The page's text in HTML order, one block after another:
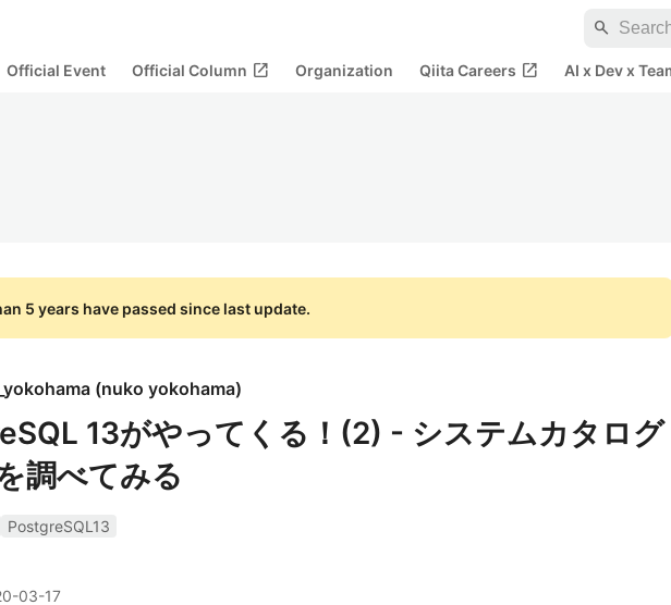
search
Official Event Official Column open_in_new Organization Qiita Careers open_in_new AI x Dev x
5 years have passed since last update.
(nuko yokohama)
13がやってくる！(2) - システムカタログ
調べてみる
PostgreSQL13
03-17